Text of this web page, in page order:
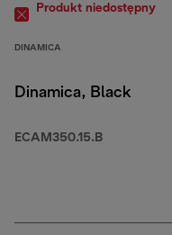
Produkt niedostępny
DINAMICA
Dinamica, Black
ECAM350.15.B